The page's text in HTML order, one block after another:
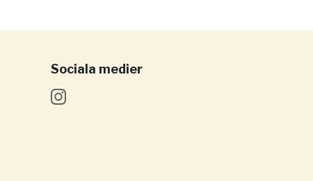
Sociala medier